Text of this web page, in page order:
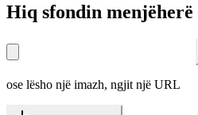
Hiq sfondin menjëherë
ose lësho një imazh, ngjit një URL